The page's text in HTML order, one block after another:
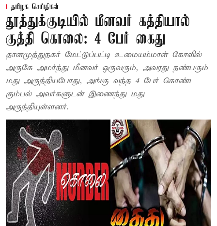
தமிழக செய்திகள்
தூத்துக்குடியில் மீனவர் கத்தியால்
குத்தி கொலை: 4 பேர் கைது
தாளமுத்துநகர் மேட்டுப்பட்டி உமையம்மாள் கோவில்
அருகே அமர்ந்து மீனவர் ஒருவரும், அவரது நண்பரும்
மது அருந்தியபோது, அங்கு வந்த 4 பேர் கொண்ட
கும்பல் அவர்களுடன் இணைந்து மது
அருந்தியுள்ளனர்.